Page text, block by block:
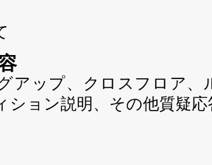
アップ、クロスフロア、
ション説明、その他質疑